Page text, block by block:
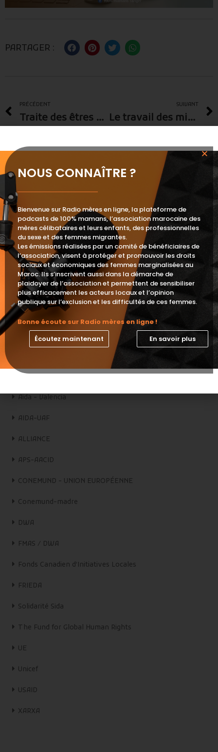
PARTAGER :
PRÉCÉDENT
Traite des êtres humains
SUIVANT
Le travail des mineurs
Les Thématiques
Fteh 9lbek
Mathkmsh 3lia
Seha w salama
Sihatohon
Nos Partenaires
AEXCID
Aida - Valencia
AIDA-UAF
ALLIANCE
APS-AACID
CONEMUND - UNION EUROPÉENNE
Conemund-madre
DWA
FMAS / DWA
Fonds Canadien d’Initiatives Locales
FRIEDA
Solidarité Sida
The Fund for Global Human Rights
UE
Unicef
USAID
XARXA
NOUS CONNAÎTRE ?
Bienvenue sur Radio mères en ligne, la plateforme de
podcasts de 100% mamans, l’association marocaine des
mères célibataires et leurs enfants, des professionnelles
du sexe et des femmes migrantes.
Les émissions réalisées par un comité de bénéficiaires de
l’association, visent à protéger et promouvoir les droits
sociaux et économiques des femmes marginalisées au
Maroc. Ils s’inscrivent aussi dans la démarche de
plaidoyer de l’association et permettent de sensibiliser
plus efficacement les acteurs locaux et l’opinion
publique sur l’exclusion et les difficultés de ces femmes.
Bonne écoute sur Radio mères en ligne !
Écoutez maintenant
En savoir plus